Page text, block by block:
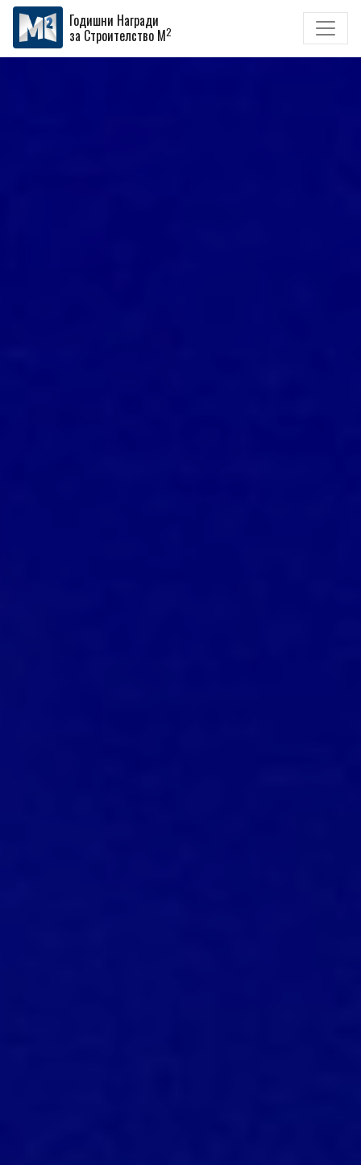
Годишни Награди
за Строителство M2